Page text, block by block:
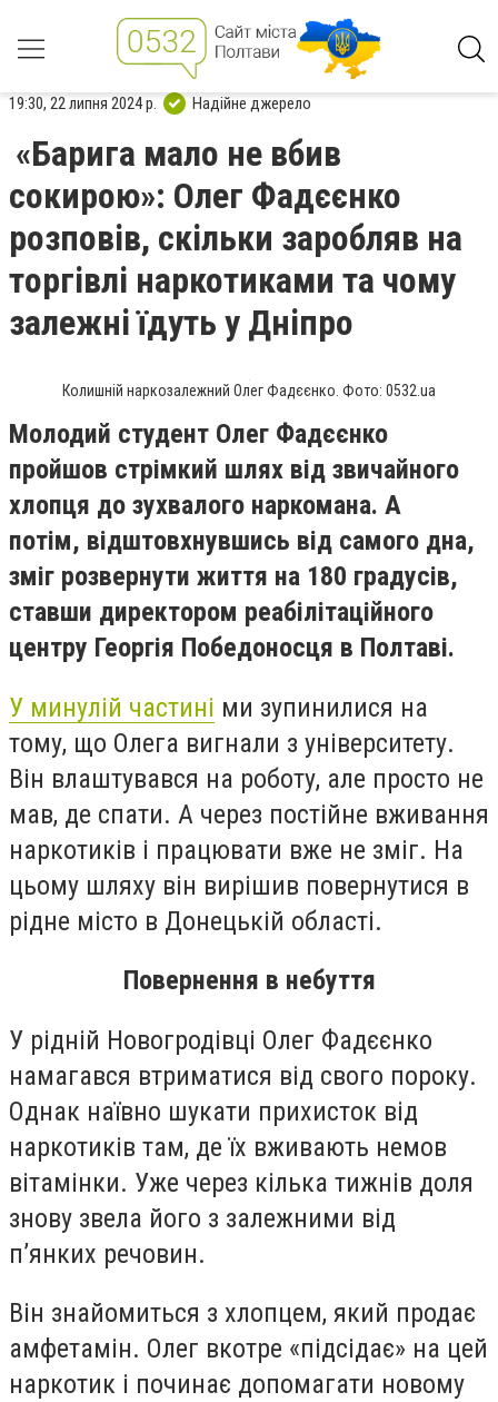
19:30, 22 липня 2024 р. Надійне джерело
«Барига мало не вбив
сокирою»: Олег Фадєєнко
розповів, скільки заробляв на
торгівлі наркотиками та чому
залежні їдуть у Дніпро
Колишній наркозалежний Олег Фадєєнко. Фото: 0532.ua
Молодий студент Олег Фадєєнко
пройшов стрімкий шлях від звичайного
хлопця до зухвалого наркомана. А
потім, відштовхнувшись від самого дна,
зміг розвернути життя на 180 градусів,
ставши директором реабілітаційного
центру Георгія Победоносця в Полтаві.
У минулій частині ми зупинилися на
тому, що Олега вигнали з університету.
Він влаштувався на роботу, але просто не
мав, де спати. А через постійне вживання
наркотиків і працювати вже не зміг. На
цьому шляху він вирішив повернутися в
рідне місто в Донецькій області.
Повернення в небуття
У рідній Новогродівці Олег Фадєєнко
намагався втриматися від свого пороку.
Однак наївно шукати прихисток від
наркотиків там, де їх вживають немов
вітамінки. Уже через кілька тижнів доля
знову звела його з залежними від
п’янких речовин.
Він знайомиться з хлопцем, який продає
амфетамін. Олег вкотре «підсідає» на цей
наркотик і починає допомагати новому